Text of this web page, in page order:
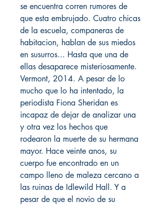
se encuentra corren rumores de
que esta embrujado. Cuatro chicas
de la escuela, companeras de
habitacion, hablan de sus miedos
en susurros... Hasta que una de
ellas desaparece misteriosamente.
Vermont, 2014. A pesar de lo
mucho que lo ha intentado, la
periodista Fiona Sheridan es
incapaz de dejar de analizar una
y otra vez los hechos que
rodearon la muerte de su hermana
mayor. Hace veinte anos, su
cuerpo fue encontrado en un
campo lleno de maleza cercano a
las ruinas de Idlewild Hall. Y a
pesar de que el novio de su